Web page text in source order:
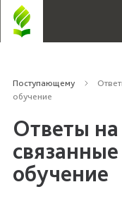
Поступающему
обучение
Ответы
обучение